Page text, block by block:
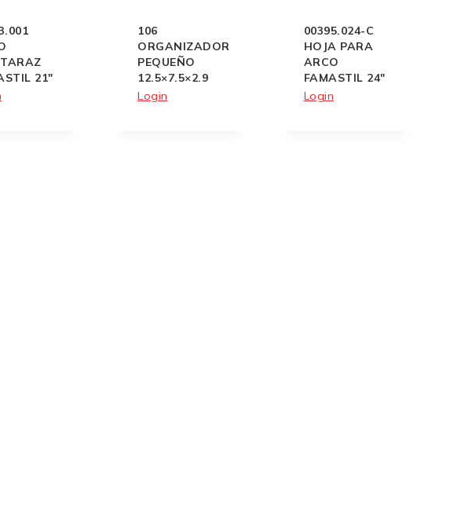
21″
106
ORGANIZADOR
PEQUEÑO
12.5×7.5×2.9
Login
00395.024-C
HOJA PARA
ARCO
FAMASTIL 24″
Login